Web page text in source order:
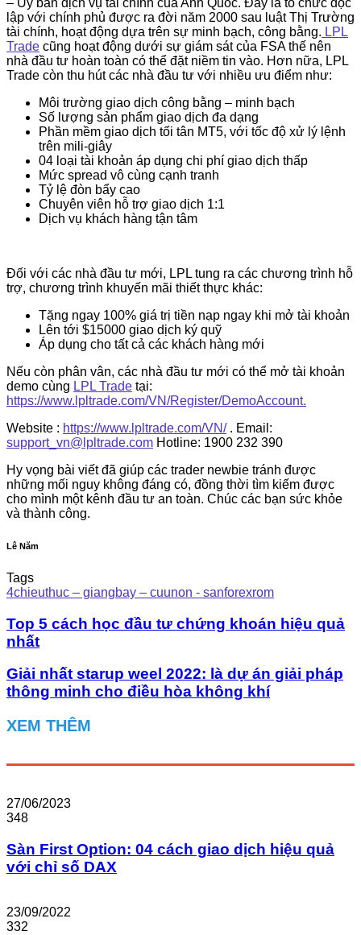
– Ủy ban dịch vụ tài chính của Anh Quốc. Đây là tổ chức độc
lập với chính phủ được ra đời năm 2000 sau luật Thị Trường
tài chính, hoạt động dựa trên sự minh bạch, công bằng. LPL
Trade cũng hoạt động dưới sự giám sát của FSA thế nên
nhà đầu tư hoàn toàn có thể đặt niềm tin vào. Hơn nữa, LPL
Trade còn thu hút các nhà đầu tư với nhiều ưu điểm như:
Môi trường giao dịch công bằng – minh bạch
Số lượng sản phẩm giao dịch đa dạng
Phần mềm giao dịch tối tân MT5, với tốc độ xử lý lệnh
trên mili-giây
04 loại tài khoản áp dụng chi phí giao dịch thấp
Mức spread vô cùng cạnh tranh
Tỷ lệ đòn bẩy cao
Chuyên viên hỗ trợ giao dịch 1:1
Dịch vụ khách hàng tận tâm
Đối với các nhà đầu tư mới, LPL tung ra các chương trình hỗ
trợ, chương trình khuyến mãi thiết thực khác:
Tặng ngay 100% giá trị tiền nạp ngay khi mở tài khoản
Lên tới $15000 giao dịch ký quỹ
Áp dụng cho tất cả các khách hàng mới
Nếu còn phân vân, các nhà đầu tư mới có thể mở tài khoản
demo cùng LPL Trade tại:
https://www.lpltrade.com/VN/Register/DemoAccount.
Website : https://www.lpltrade.com/VN/. Email:
support_vn@lpltrade.com Hotline: 1900 232 390
Hy vọng bài viết đã giúp các trader newbie tránh được
những mối nguy không đáng có, đồng thời tìm kiếm được
cho mình một kênh đầu tư an toàn. Chúc các bạn sức khỏe
và thành công.
Lê Năm
Tags
4chieuthuc – giangbay – cuunon - sanforexrom
Top 5 cách học đầu tư chứng khoán hiệu quả
nhất
Giải nhất starup weel 2022: là dự án giải pháp
thông minh cho điều hòa không khí
XEM THÊM
27/06/2023
348
Sàn First Option: 04 cách giao dịch hiệu quả
với chỉ số DAX
23/09/2022
332